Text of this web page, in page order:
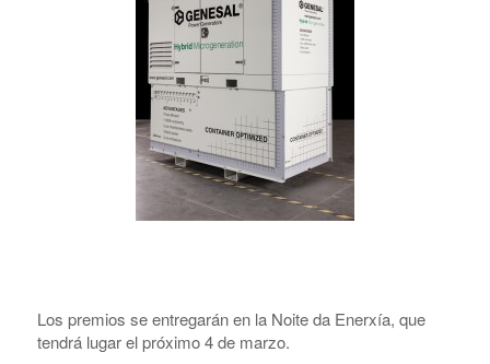
Los premios se entregarán en la Noite da Enerxía, que
tendrá lugar el próximo 4 de marzo.